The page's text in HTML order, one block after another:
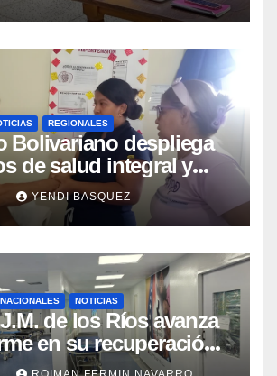
REGIONALES
Bolivariano despliega
de salud integral y
social en los
Sucre y Mario
del estado
YENDI BASQUEZ
NACIONALES NOTICIAS
de los Ríos avanza
en su recuperación
eventos